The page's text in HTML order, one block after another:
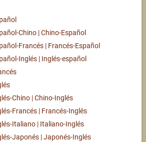
Chino | Chino-Español
Francés | Francés-Español
Inglés | Inglés-español
Chino | Chino-Inglés
Francés | Francés-Inglés
Italiano | Italiano-Inglés
Japonés | Japonés-Inglés